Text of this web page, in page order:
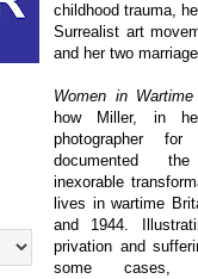
childhood trauma,
Surrealist art
and her two
Women in
how Miller, in
photographer
documented
inexorable
lives in wartime
and 1944.
privation and
some cases,